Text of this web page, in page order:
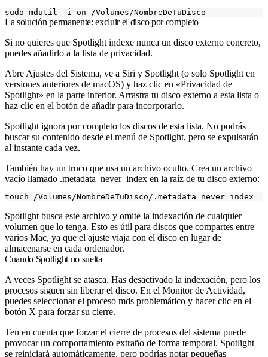
La solución permanente: excluir el disco por completo
Si no quieres que Spotlight indexe nunca un disco externo concreto,
puedes añadirlo a la lista de privacidad.
Abre Ajustes del Sistema, ve a Siri y Spotlight (o solo Spotlight en
versiones anteriores de macOS) y haz clic en «Privacidad de
Spotlight» en la parte inferior. Arrastra tu disco externo a esta lista o
haz clic en el botón de añadir para incorporarlo.
Spotlight ignora por completo los discos de esta lista. No podrás
buscar su contenido desde el menú de Spotlight, pero se expulsarán
al instante cada vez.
También hay un truco que usa un archivo oculto. Crea un archivo
vacío llamado .metadata_never_index en la raíz de tu disco externo:
Spotlight busca este archivo y omite la indexación de cualquier
volumen que lo tenga. Esto es útil para discos que compartes entre
varios Mac, ya que el ajuste viaja con el disco en lugar de
almacenarse en cada ordenador.
Cuando Spotlight no suelta
A veces Spotlight se atasca. Has desactivado la indexación, pero los
procesos siguen sin liberar el disco. En el Monitor de Actividad,
puedes seleccionar el proceso mds problemático y hacer clic en el
botón X para forzar su cierre.
Ten en cuenta que forzar el cierre de procesos del sistema puede
provocar un comportamiento extraño de forma temporal. Spotlight
se reiniciará automáticamente, pero podrías notar pequeñas